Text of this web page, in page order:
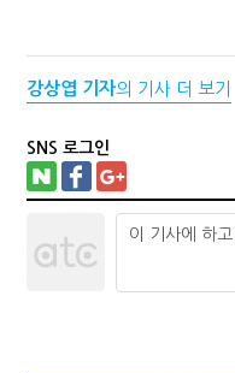
강상엽 기자의 기사 더 보기
SNS 로그인